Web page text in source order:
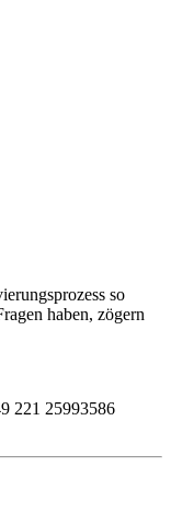
so
haben, zögern
221 25993586